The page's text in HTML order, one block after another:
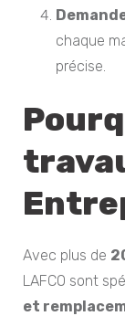
chaque
précise.
Avec plus de
LAFCO sont
et